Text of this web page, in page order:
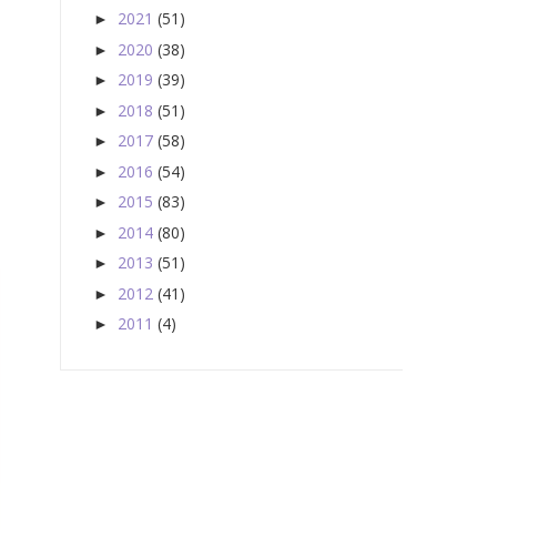
► 2021 (51)
► 2020 (38)
► 2019 (39)
► 2018 (51)
► 2017 (58)
► 2016 (54)
► 2015 (83)
► 2014 (80)
► 2013 (51)
► 2012 (41)
► 2011 (4)